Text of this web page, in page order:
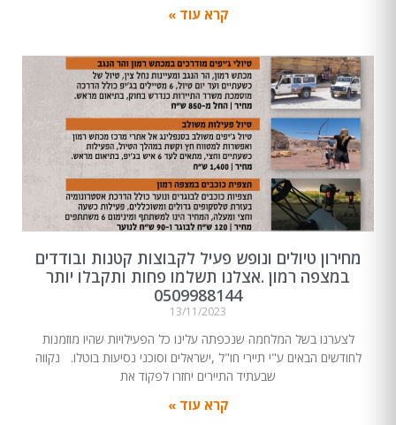
קרא עוד »
מחירון טיולים ונופש פעיל לקבוצות קטנות ובודדים
במצפה רמון .אצלנו תשלמו פחות ותקבלו יותר
0509988144
13/11/2023
לצערנו בשל המלחמה שנכפתה עלינו כל הפעילויות שהיו מוזמנות
לחודשים הבאים ע"י תיירי חו"ל ,ישראלים וסוכני נסיעות בוטלו. נקווה
שבעתיד התיירים יחזרו לפקוד את
קרא עוד »